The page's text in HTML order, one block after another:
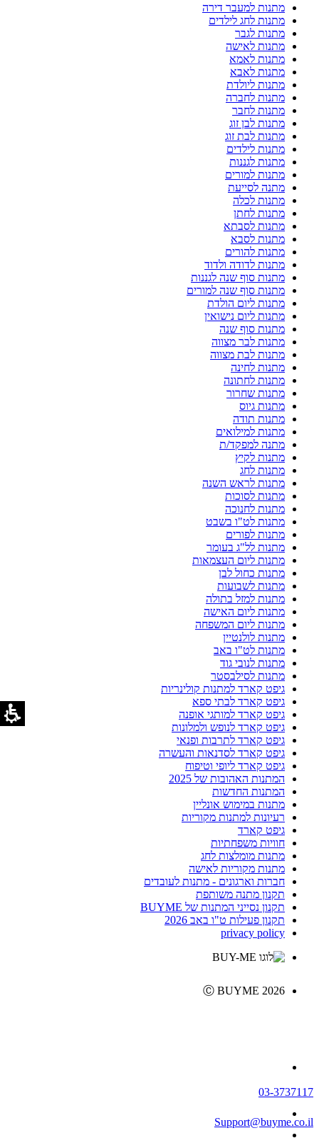
מתנות למעבר דירה
מתנות לחג לילדים
מתנות לגבר
מתנות לאישה
מתנות לאמא
מתנות לאבא
מתנות ליולדת
מתנות לחברה
מתנות לחבר
מתנות לבן זוג
מתנות לבת זוג
מתנות לילדים
מתנות לגננות
מתנות למורים
מתנה לסייעת
מתנות לכלה
מתנות לחתן
מתנות לסבתא
מתנות לסבא
מתנות להורים
מתנות לדודה ולדוד
מתנות סוף שנה לגננות
מתנות סוף שנה למורים
מתנות ליום הולדת
מתנות ליום נישואין
מתנות סוף שנה
מתנות לבר מצווה
מתנות לבת מצווה
מתנות לחינה
מתנות לחתונה
מתנות שחרור
מתנות גיוס
מתנות תודה
מתנות למילואים
מתנה למפקד/ת
מתנות לקיץ
מתנות לחג
מתנות לראש השנה
מתנות לסוכות
מתנות לחנוכה
מתנות לט"ו בשבט
מתנות לפורים
מתנות לל"ג בעומר
מתנות ליום העצמאות
מתנות כחול לבן
מתנות לשבועות
מתנות למזל בתולה
מתנות ליום האישה
מתנות ליום המשפחה
מתנות לולנטיין
מתנות לט"ו באב
מתנות לנובי גוד
מתנות לסילבסטר
גיפט קארד למתנות קולינריות
גיפט קארד לבתי ספא
גיפט קארד למותגי אופנה
גיפט קארד לנופש ולמלונות
גיפט קארד לתרבות ופנאי
גיפט קארד לסדנאות והעשרה
גיפט קארד ליופי וטיפוח
המתנות האהובות של 2025
המתנות החדשות
מתנות במימוש אונליין
רעיונות למתנות מקוריות
גיפט קארד
חוויות משפחתיות
מתנות מומלצות לחג
מתנות מקוריות לאישה
חברות וארגונים - מתנות לעובדים
תקנון מתנה משותפת
תקנון נסייני המתנות של BUYME
תקנון פעילות ט"ו באב 2026
privacy policy
Ⓒ BUYME 2026
03-3737117
Support@buyme.co.il